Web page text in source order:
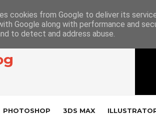
PHOTOSHOP 3DS MAX
cookies from Google to deliver its
Google along with performance and
to detect and address abuse.